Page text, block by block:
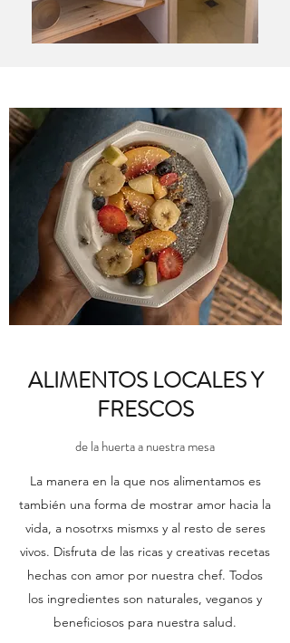
ALIMENTOS LOCALES Y
FRESCOS
de la huerta a nuestra mesa
La manera en la que nos alimentamos es
también una forma de mostrar amor hacia la
vida, a nosotrxs mismxs y al resto de seres
vivos. Disfruta de las ricas y creativas recetas
hechas con amor por nuestra chef. Todos
los ingredientes son naturales, veganos y
beneficiosos para nuestra salud.